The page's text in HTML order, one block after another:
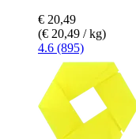
€ 20,49
(€ 20,49 / kg)
4.6 (895)